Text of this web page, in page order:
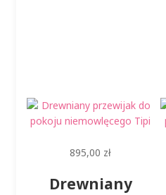
895,00 zł
Drewniany